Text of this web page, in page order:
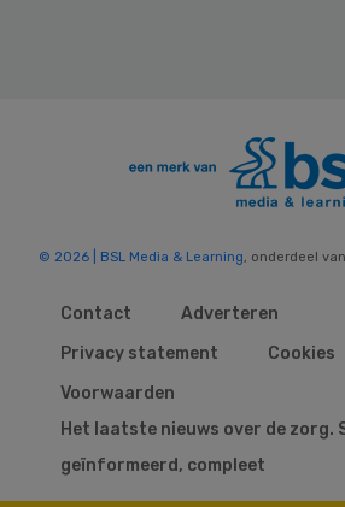
© 2026 | BSL Media & Learning , onderdeel van
Contact
Adverteren
Privacy statement
Cookies
Voorwaarden
Het laatste nieuws over de zorg.
geïnformeerd, compleet